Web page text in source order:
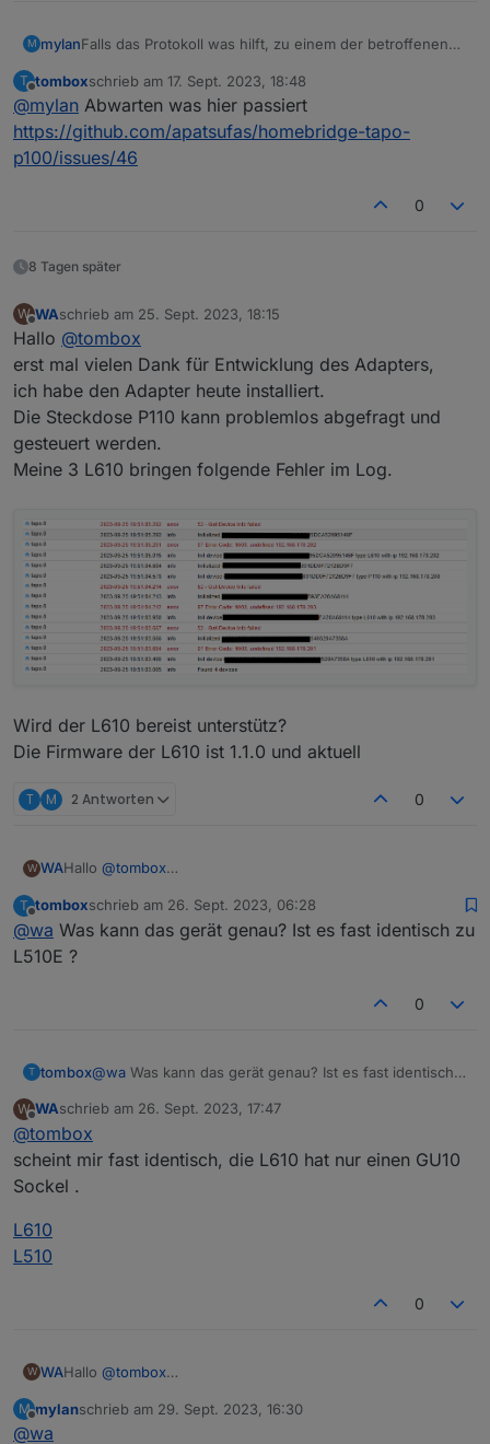
"ich" (rechts unten) aufrufen
"Dienste"
"Dienste von Drittanbietern"
"Kompatibilität mit Drittanbietern" auf "ON"
2023-09-16 14 :53:06.534
	info	Init device
8022
tapo
2023
debug
M mylanFalls das Protokoll was hilft, zu einem der betroffenen
tapo.0
2023-09-16 14:53:06.970	debug	initResult
tapo.0
2023-09-16 14:53:06.970	error	52 - Get
tapo.0
tapo.0
2023-09-16 14:53:06.969	debug	Received
tapo.0
2023-09-16 14:53:06.957	debug	Handshake
tapo.0
2023-09-16 14:53:06.535	debug	Constructing
tapo.0
2023-09-16 14:53:06.534	info	Init device
tapo.0
T
Offline
tomboxschrieb am 17. Sept. 2023, 18:48
zuletzt editiert von
@mylan Abwarten was hier passiert
https://github.com/apatsufas/homebridge-tapo-
p100/issues/46
0
8 Tagen später
W
Offline
WAschrieb am 25. Sept. 2023, 18:15
zuletzt editiert von
Hallo @tombox
erst mal vielen Dank für Entwicklung des Adapters,
ich habe den Adapter heute installiert.
Die Steckdose P110 kann problemlos abgefragt und
gesteuert werden.
Meine 3 L610 bringen folgende Fehler im Log.
Wird der L610 bereist unterstütz?
Die Firmware der L610 ist 1.1.0 und aktuell
T M 2 Antworten 0
W WAHallo @tombox
ich habe den Adapter heute installiert.
Die Steckdose P110 kann problemlos abgefragt und
gesteuert werden.
Wird der L610 bereist unterstütz?
T
Offline
tomboxschrieb am 26. Sept. 2023, 06:28
zuletzt editiert von
@wa Was kann das gerät genau? Ist es fast identisch zu
L510E ?
0
T tombox@wa Was kann das gerät genau? Ist es fast identisch
W
Offline
WAschrieb am 26. Sept. 2023, 17:47
zuletzt editiert von
@tombox
scheint mir fast identisch, die L610 hat nur einen GU10
Sockel .
L610
L510
0
W WAHallo @tombox
ich habe den Adapter heute installiert.
M mylanschrieb am 29. Sept. 2023, 16:30
zuletzt editiert von
@wa